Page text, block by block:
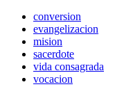
conversion
evangelizacion
mision
sacerdote
vida consagrada
vocacion